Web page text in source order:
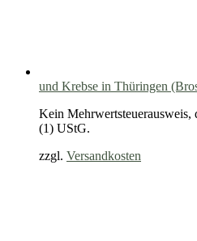
und Krebse in Thüringen
Kein Mehrwertsteuerausweis,
(1) UStG.
zzgl. Versandkosten